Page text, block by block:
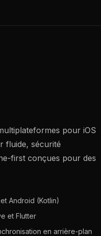
pour iOS
fluide, sécurité
first conçues pour des
Android (Kotlin)
et Flutter
en arrière-plan